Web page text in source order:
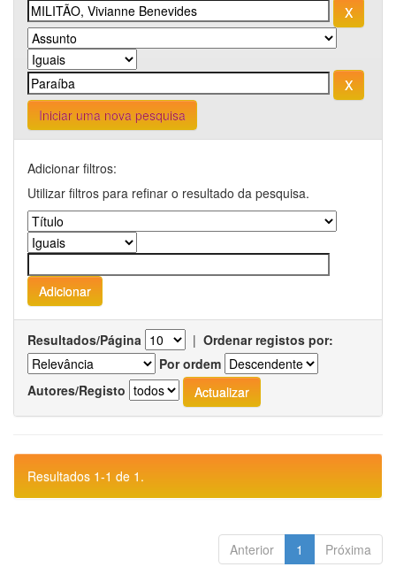
Iniciar uma nova pesquisa
Adicionar filtros:
Utilizar filtros para refinar o resultado da pesquisa.
Resultados/Página | Ordenar registos por:
Por ordem
Autores/Registo
Resultados 1-1 de 1.
Anterior 1 Próxima